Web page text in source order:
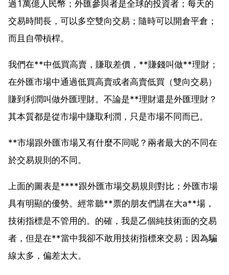
過1萬億人民幣；外匯參與者是全球的投資者；每天的
交易時間長，可以多空雙向交易；隨時可以開倉平倉；
而且自帶槓桿。
我們在**中低買高賣，賺取差價，**賺錢叫做**理財；
在外匯市場中通過低買高賣或者高賣低買（雙向交易）
賺到利潤叫做外匯理財。不論是**理財還是外匯理財？
其本質都是從市場中賺取利潤，只是市場不同而已。
**市場跟外匯市場又有什麼不同呢？兩者最大的不同在
於交易規則的不同。
上面的圖表是****跟外匯市場交易規則對比；外匯市場
具有明顯的優勢。經常聽**票的朋友們講在大a**場，
技術指標是不管用的。的確，我是乙個純技術面的交易
者，但是在**當中我卻不敢用技術指標來交易；因為騙
線太多，偏差太大。